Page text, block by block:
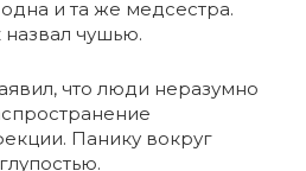
и та же медсестра.
чушью.
что люди неразумно
Панику вокруг